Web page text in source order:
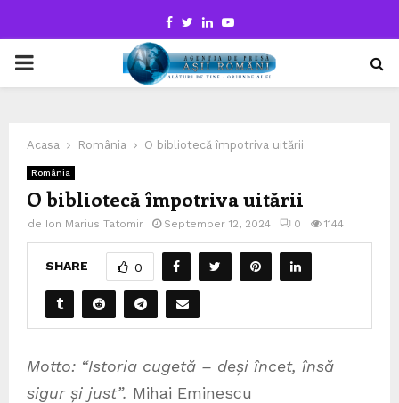
Facebook
TwitterLinkedinYoutube
PRIMARY
Acasa România O bibliotecă împotriva uitării
România
O bibliotecă împotriva uitării
de Ion Marius Tatomir September 12, 2024 0 1144
SHARE 0
Motto: “Istoria cugetă – deși încet, însă
sigur și just”. Mihai Eminescu